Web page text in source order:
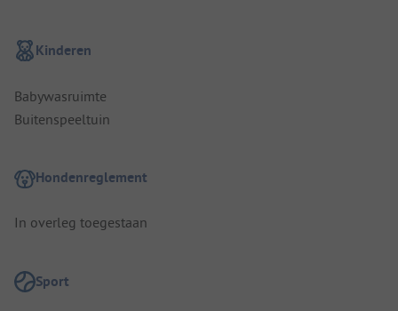
Kinderen
Babywasruimte
Buitenspeeltuin
Hondenreglement
In overleg toegestaan
Sport